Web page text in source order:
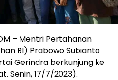
– Mentri Pertahanan
RI) Prabowo Subianto
Gerindra berkunjung ke
Senin, 17/7/2023).